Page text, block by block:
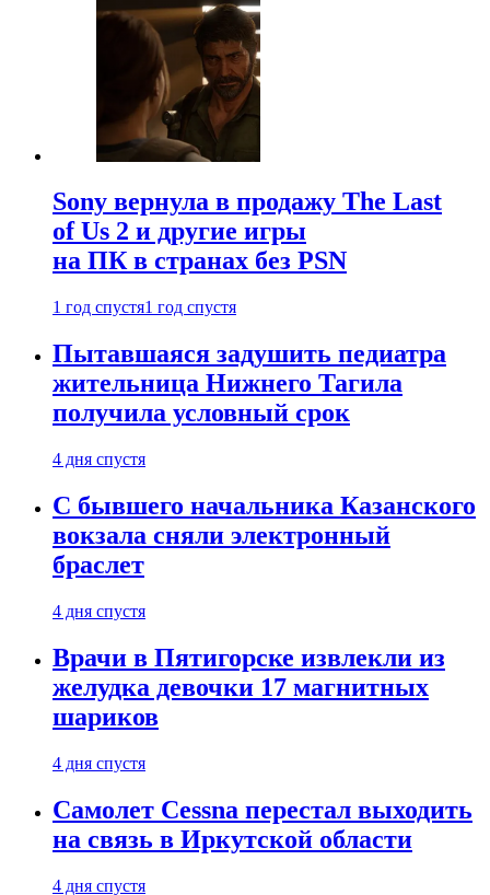
Sony вернула в продажу The Last
of Us 2 и другие игры
на ПК в странах без PSN
1 год спустя1 год спустя
Пытавшаяся задушить педиатра
жительница Нижнего Тагила
получила условный срок
4 дня спустя
С бывшего начальника Казанского
вокзала сняли электронный
браслет
4 дня спустя
Врачи в Пятигорске извлекли из
желудка девочки 17 магнитных
шариков
4 дня спустя
Самолет Cessna перестал выходить
на связь в Иркутской области
4 дня спустя